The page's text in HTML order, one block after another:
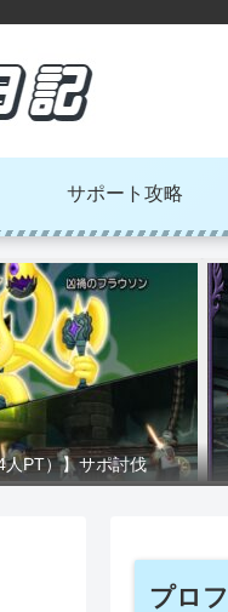
サポート攻略
PT）】サポ討伐
プロ